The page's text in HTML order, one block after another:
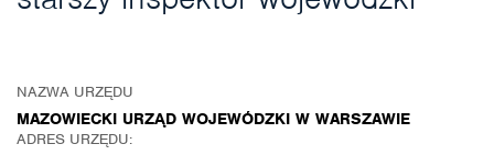
NAZWA URZĘDU
MAZOWIECKI URZĄD WOJEWÓDZKI W WARSZAWIE
ADRES URZĘDU: